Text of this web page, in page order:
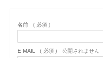
名前 ( 必須 )
E-MAIL ( 必須 ) - 公開されません -